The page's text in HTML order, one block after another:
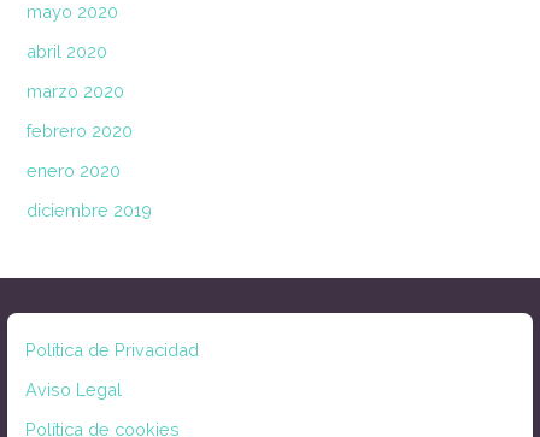
mayo 2020
abril 2020
marzo 2020
febrero 2020
enero 2020
diciembre 2019
Política de Privacidad
Aviso Legal
Política de cookies